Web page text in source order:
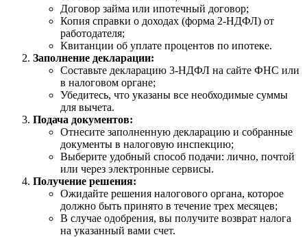
Договор займа или ипотечный договор;
Копия справки о доходах (форма 2-НДФЛ) от
работодателя;
Квитанции об уплате процентов по ипотеке.
Заполнение декларации:
Составьте декларацию 3-НДФЛ на сайте ФНС или
в налоговом органе;
Убедитесь, что указаны все необходимые суммы
для вычета.
Подача документов:
Отнесите заполненную декларацию и собранные
документы в налоговую инспекцию;
Выберите удобный способ подачи: лично, почтой
или через электронные сервисы.
Получение решения:
Ожидайте решения налогового органа, которое
должно быть принято в течение трех месяцев;
В случае одобрения, вы получите возврат налога
на указанный вами счет.